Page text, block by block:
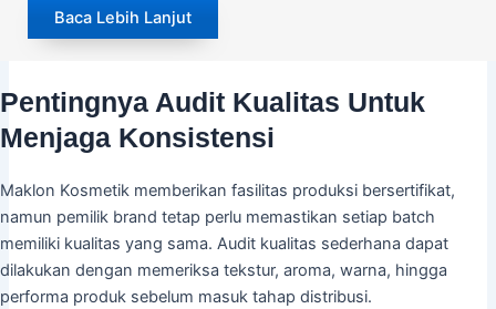
Baca Lebih Lanjut
Pentingnya Audit Kualitas Untuk
Menjaga Konsistensi
Maklon Kosmetik memberikan fasilitas produksi bersertifikat,
namun pemilik brand tetap perlu memastikan setiap batch
memiliki kualitas yang sama. Audit kualitas sederhana dapat
dilakukan dengan memeriksa tekstur, aroma, warna, hingga
performa produk sebelum masuk tahap distribusi.